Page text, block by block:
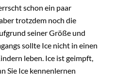
schon ein paar
trotzdem noch die
seiner Größe und
sollte Ice nicht in einen
leben. Ice ist geimpft,
Sie Ice kennenlernen